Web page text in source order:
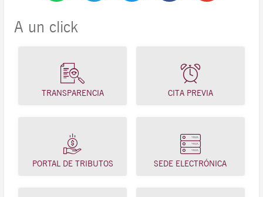
A un click
TRANSPARENCIA CITA PREVIA
PORTAL DE TRIBUTOS SEDE ELECTRÓNICA